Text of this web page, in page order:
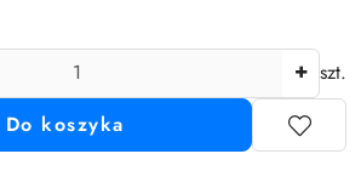
szt.
Do koszyka